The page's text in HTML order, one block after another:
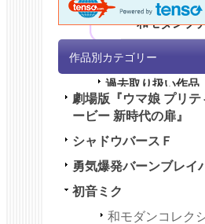
和モダンプ
その他
過去取り扱い作品
全商品 (過
SNOW
HAPPY
作品別カテゴリー
劇場版『ウマ娘 プリテ
ービー 新時代の扉』
シャドウバースＦ
勇気爆発バーンブレイ
初音ミク
和モダンコレク